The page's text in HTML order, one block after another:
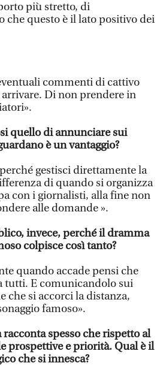
più stretto, di
che questo è il lato positivo dei
commenti di cattivo
Di non prendere in
quello di annunciare sui
è un vantaggio?
gestisci direttamente la
di quando si organizza
con i giornalisti, alla fine non
alle domande ».
invece, perché il dramma
colpisce così tanto?
quando accade pensi che
tutti. E comunicandolo sui
che si accorci la distanza,
famoso».
spesso che rispetto al
prospettive e priorità. Qual è il
che si innesca?